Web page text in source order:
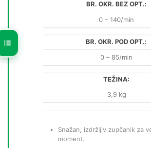
BR. OKR. BEZ OPT.:
0 – 140/min
BR. OKR. POD OPT.:
0 – 85/min
TEŽINA:
3,9 kg
Snažan, izdržljiv zupčanik za
moment.